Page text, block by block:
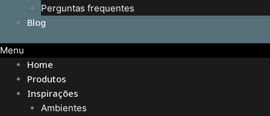
Perguntas frequentes
Blog
Menu
Home
Produtos
Inspirações
Ambientes